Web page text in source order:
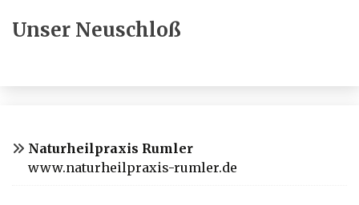
Unser Neuschloß
Naturheilpraxis Rumler
www.naturheilpraxis-rumler.de